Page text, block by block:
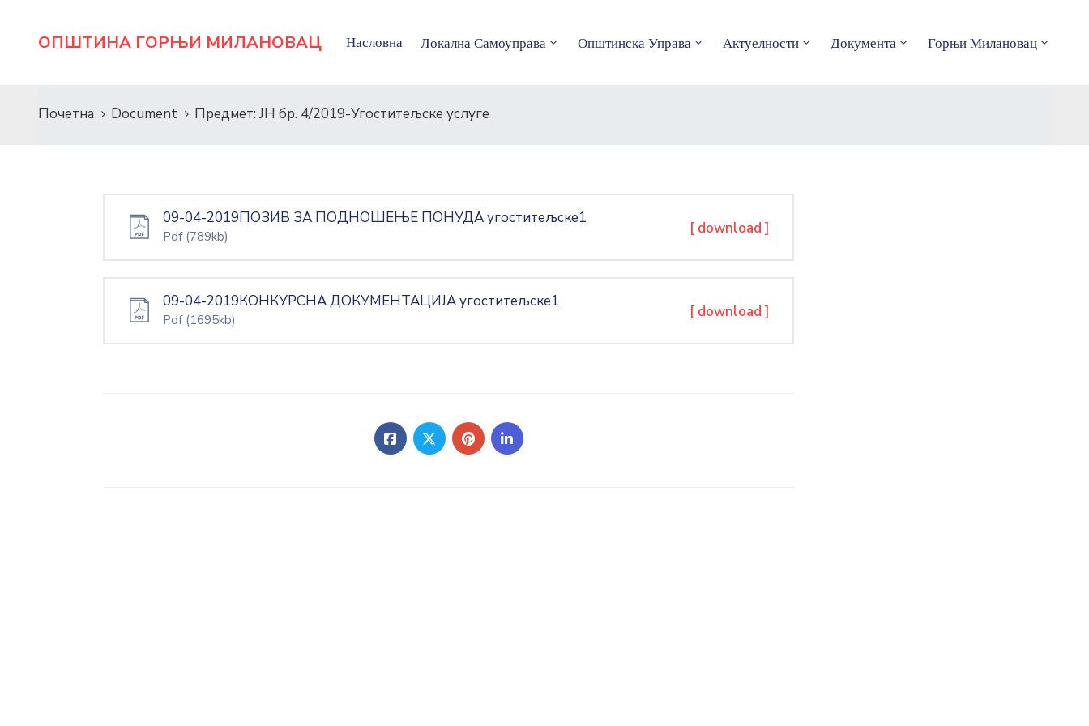
ОПШТИНА ГОРЊИ МИЛАНОВАЦ Насловна Локална Самоуправа Општинска Управа Актуелности Документа Горњи Милановац
Почетна Document Предмет: ЈН бр. 4/2019-Угоститељске услуге
09-04-2019ПОЗИВ ЗА ПОДНОШЕЊЕ ПОНУДА угоститељске1
Pdf (789kb) [ download ]
09-04-2019КОНКУРСНА ДОКУМЕНТАЦИЈА угоститељске1
Pdf (1695kb) [ download ]